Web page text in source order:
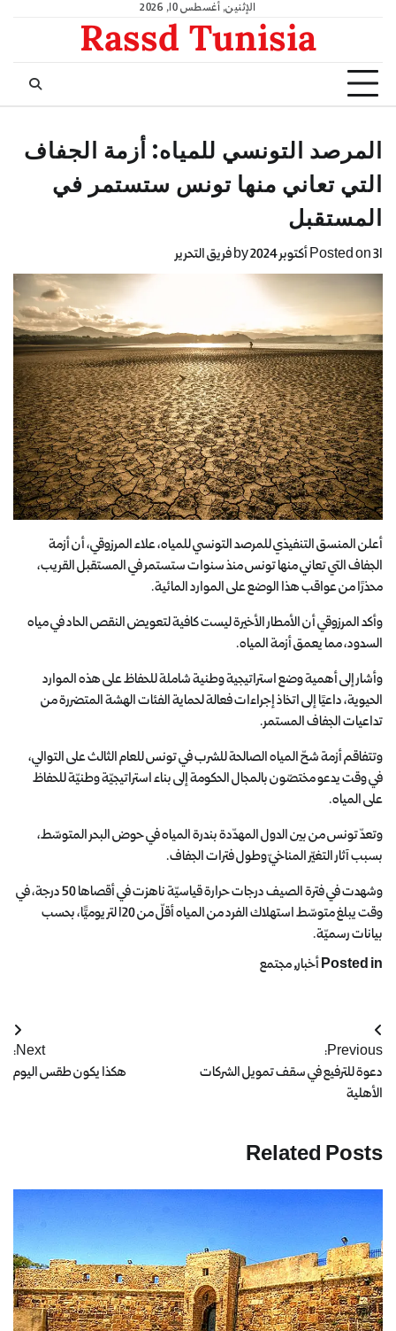
الإثنين, أغسطس 10, 2026
Rassd Tunisia
المرصد التونسي للمياه: أزمة الجفاف
التي تعاني منها تونس ستستمر في
المستقبل
Posted on31 أكتوبر 2024 فريق التحرير
أعلن المنسق التنفيذي للمرصد التونسي للمياه، علاء المرزوقي، أن أزمة
الجفاف التي تعاني منها تونس منذ سنوات ستستمر في المستقبل القريب،
محذرًا من عواقب هذا الوضع على الموارد المائية.
وأكد المرزوقي أن الأمطار الأخيرة ليست كافية لتعويض النقص الحاد في مياه
السدود، مما يعمق أزمة المياه.
وأشار إلى أهمية وضع استراتيجية وطنية شاملة للحفاظ على هذه الموارد
الحيوية، داعيًا إلى اتخاذ إجراءات فعالة لحماية الفئات الهشة المتضررة من
تداعيات الجفاف المستمر.
وتتفاقم أزمة شحّ المياه الصالحة للشرب في تونس للعام الثالث على التوالي،
في وقت يدعو مختصّون بالمجال الحكومة إلى بناء استراتيجيّة وطنيّة للحفاظ
على المياه.
وتعدّ تونس من بين الدول المهدّدة بندرة المياه في حوض البحر المتوسّط،
بسبب آثار التغيّر المناخيّ وطول فترات الجفاف.
وشهدت في فترة الصيف درجات حرارة قياسيّة ناهزت في أقصاها 50 درجة، في
وقت يبلغ متوسّط استهلاك الفرد من المياه أقلّ من 120 لتر يوميًّا، بحسب
بيانات رسميّة.
Posted inأخبار,مجتمع
Previous:
دعوة للترفيع في سقف تمويل الشركات
الأهلية
Next:
هكذا يكون طقس اليوم
Related Posts